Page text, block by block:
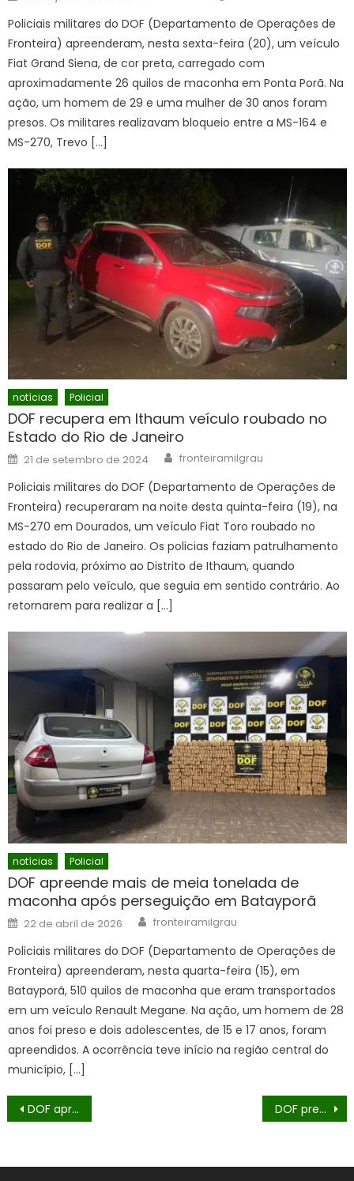
Policiais militares do DOF (Departamento de Operações de
Fronteira) apreenderam, nesta sexta-feira (20), um veículo
Fiat Grand Siena, de cor preta, carregado com
aproximadamente 26 quilos de maconha em Ponta Porã. Na
ação, um homem de 29 e uma mulher de 30 anos foram
presos. Os militares realizavam bloqueio entre a MS-164 e
MS-270, Trevo […]
notícias Policial
DOF recupera em Ithaum veículo roubado no
Estado do Rio de Janeiro
Posted
on
21 de setembro de 2024 Author
fronteiramilgrau
Policiais militares do DOF (Departamento de Operações de
Fronteira) recuperaram na noite desta quinta-feira (19), na
MS-270 em Dourados, um veículo Fiat Toro roubado no
estado do Rio de Janeiro. Os policias faziam patrulhamento
pela rodovia, próximo ao Distrito de Ithaum, quando
passaram pelo veículo, que seguia em sentido contrário. Ao
retornarem para realizar a […]
notícias Policial
DOF apreende mais de meia tonelada de
maconha após perseguição em Batayporã
Posted
on
22 de abril de 2026 Author
fronteiramilgrau
Policiais militares do DOF (Departamento de Operações de
Fronteira) apreenderam, nesta quarta-feira (15), em
Batayporã, 510 quilos de maconha que eram transportados
em um veículo Renault Megane. Na ação, um homem de 28
anos foi preso e dois adolescentes, de 15 e 17 anos, foram
apreendidos. A ocorrência teve início na região central do
município, […]
Navegação
Post
DOF apreende 1,3 tonelada de droga em câmaras frias com destino ao Estado de São Paulo DOF prende mulher com skunk que seria entregue em Campo Grande